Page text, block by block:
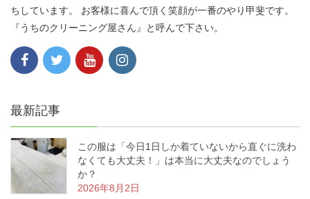
ちしています。 お客様に喜んで頂く笑顔が一番のやり甲斐です。
『うちのクリーニング屋さん』と呼んで下さい。
最新記事
この服は「今日1日しか着ていないから直ぐに洗わ
なくても大丈夫！」は本当に大丈夫なのでしょう
か？
2026年8月2日